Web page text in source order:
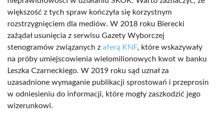
większość z tych spraw kończyła się korzystnym
rozstrzygnięciem dla mediów. W 2018 roku Bierecki
zażądał usunięcia z serwisu Gazety Wyborczej
stenogramów związanych z aferą KNF, które wskazywały
na próby umiejscowienia wielomilionowych kwot w banku
Leszka Czarneckiego. W 2019 roku sąd uznał za
uzasadnione wymaganie publikacji sprostowań i przeprosin
w odniesieniu do informacji, które mogły zaszkodzić jego
wizerunkowi.